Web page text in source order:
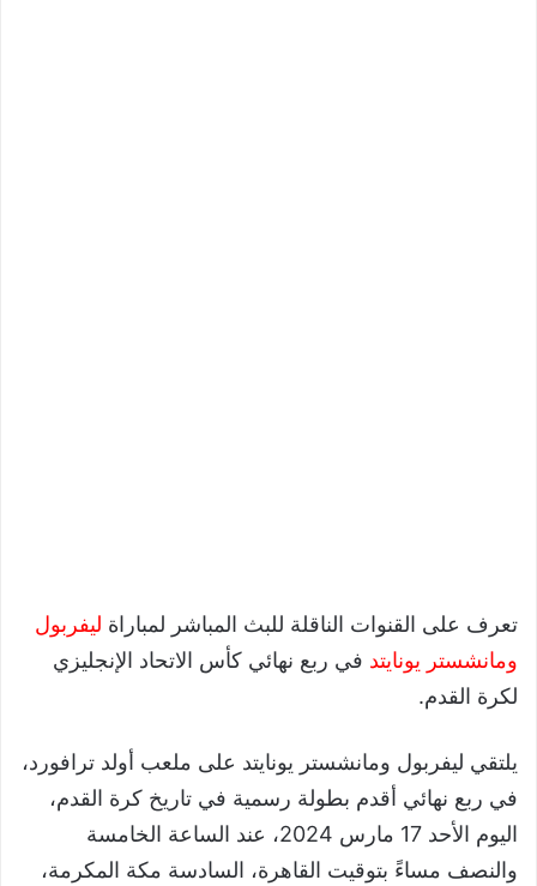
تعرف على القنوات الناقلة للبث المباشر لمباراة ليفربول
ومانشستر يونايتد في ربع نهائي كأس الاتحاد الإنجليزي
لكرة القدم.
يلتقي ليفربول ومانشستر يونايتد على ملعب أولد ترافورد،
في ربع نهائي أقدم بطولة رسمية في تاريخ كرة القدم،
اليوم الأحد 17 مارس 2024، عند الساعة الخامسة
والنصف مساءً بتوقيت القاهرة، السادسة مكة المكرمة،